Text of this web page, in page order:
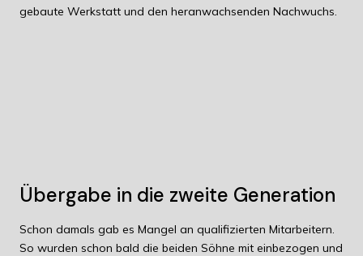
gebaute Werkstatt und den heranwachsenden Nachwuchs.
Übergabe in die zweite Generation
Schon damals gab es Mangel an qualifizierten Mitarbeitern.
So wurden schon bald die beiden Söhne mit einbezogen und